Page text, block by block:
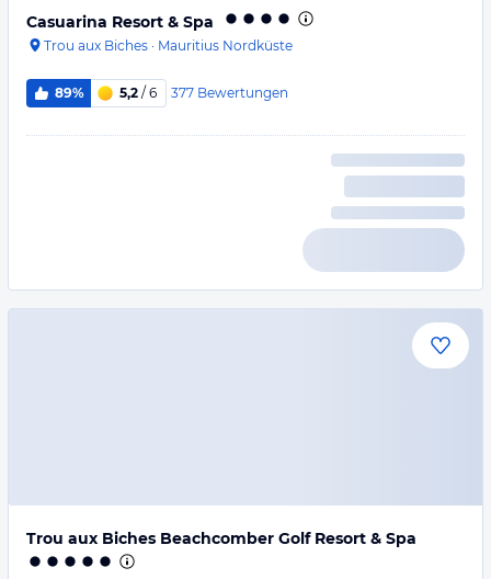
Casuarina Resort & Spa
Trou aux Biches · Mauritius Nordküste
89% 5,2 / 6 377 Bewertungen
Trou aux Biches Beachcomber Golf Resort & Spa